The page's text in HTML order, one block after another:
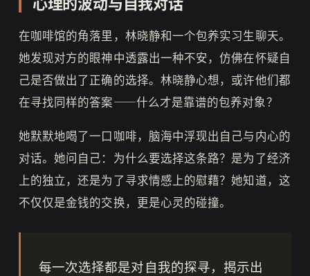
在咖啡馆的角落里，林晓静和一个包养实习生聊天。
她发现对方的眼神中透露出一种不安，仿佛在怀疑自
己是否做出了正确的选择。林晓静心想，或许他们都
在寻找同样的答案——什么才是靠谱的包养对象？
她默默地喝了一口咖啡，脑海中浮现出自己与内心的
对话。她问自己：为什么要选择这条路？是为了经济
上的独立，还是为了寻求情感上的慰藉？她知道，这
不仅仅是金钱的交换，更是心灵的碰撞。
每一次选择都是对自我的探寻，揭示出